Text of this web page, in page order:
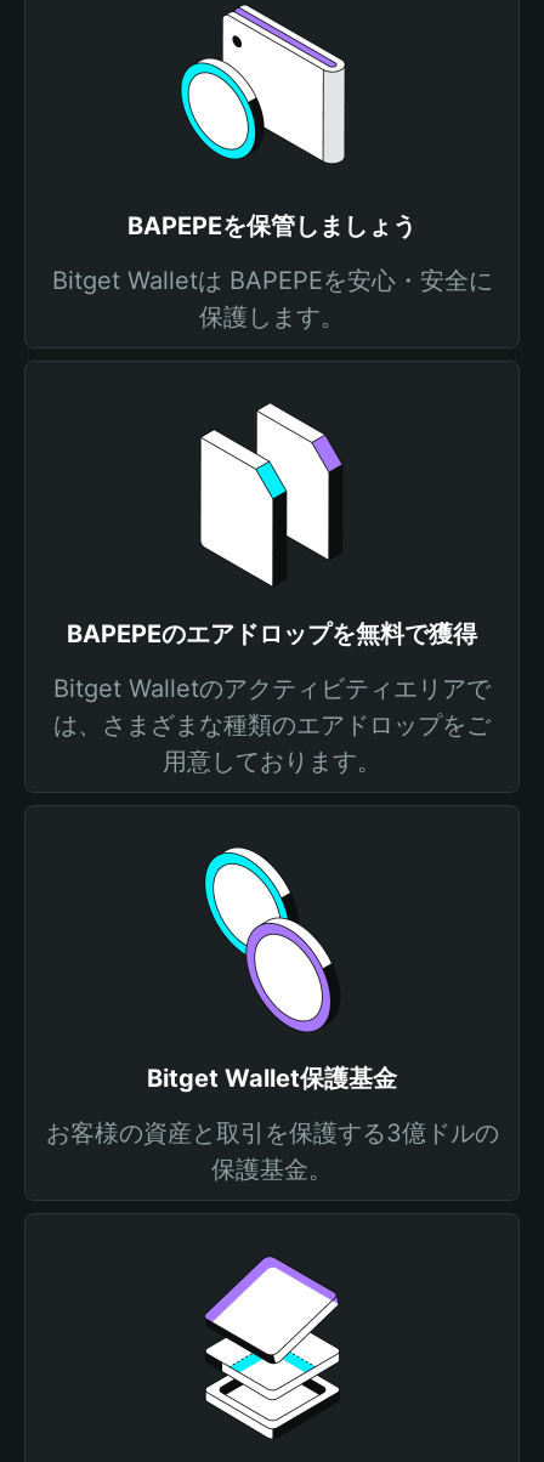
BAPEPEを保管しましょう
Bitget Walletは BAPEPEを安心・安全に
保護します。
BAPEPEのエアドロップを無料で獲得
Bitget Walletのアクティビティエリアで
は、さまざまな種類のエアドロップをご
用意しております。
Bitget Wallet保護基金
お客様の資産と取引を保護する3億ドルの
保護基金。